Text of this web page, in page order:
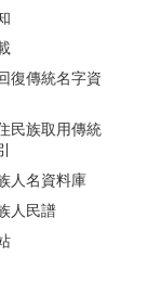
復傳統名字資
民族取用傳統
人名資料庫
人民譜